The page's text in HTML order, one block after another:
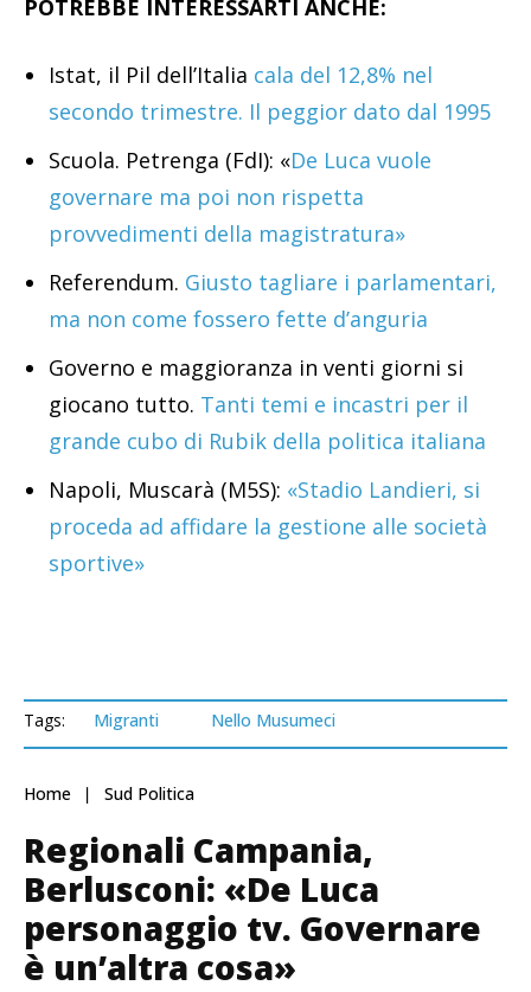
POTREBBE INTERESSARTI ANCHE:
Istat, il Pil dell’Italia cala del 12,8% nel
secondo trimestre. Il peggior dato dal 1995
Scuola. Petrenga (FdI): «De Luca vuole
governare ma poi non rispetta
provvedimenti della magistratura»
Referendum. Giusto tagliare i parlamentari,
ma non come fossero fette d’anguria
Governo e maggioranza in venti giorni si
giocano tutto. Tanti temi e incastri per il
grande cubo di Rubik della politica italiana
Napoli, Muscarà (M5S): «Stadio Landieri, si
proceda ad affidare la gestione alle società
sportive»
Tags: Migranti Nello Musumeci
Home Sud Politica
Regionali Campania,
Berlusconi: «De Luca
personaggio tv. Governare
è un’altra cosa»